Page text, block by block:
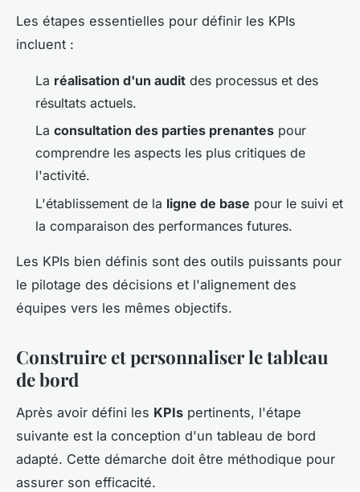
Les étapes essentielles pour définir les KPIs
incluent :
La réalisation d'un audit des processus et des
résultats actuels.
La consultation des parties prenantes pour
comprendre les aspects les plus critiques de
l'activité.
L'établissement de la ligne de base pour le suivi et
la comparaison des performances futures.
Les KPIs bien définis sont des outils puissants pour
le pilotage des décisions et l'alignement des
équipes vers les mêmes objectifs.
Construire et personnaliser le tableau
de bord
Après avoir défini les KPIs pertinents, l'étape
suivante est la conception d'un tableau de bord
adapté. Cette démarche doit être méthodique pour
assurer son efficacité.